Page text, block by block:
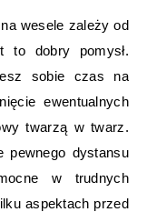
wesele zależy od
to dobry pomysł.
sobie czas na
ewentualnych
twarzą w twarz.
pewnego dystansu
w trudnych
aspektach przed